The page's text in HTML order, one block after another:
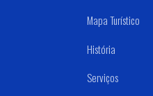
Mapa Turístico
História
Serviços